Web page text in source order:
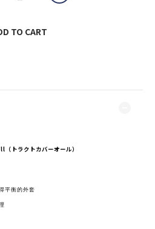
TO CART
ラクトカバーオール）
平衡的外套